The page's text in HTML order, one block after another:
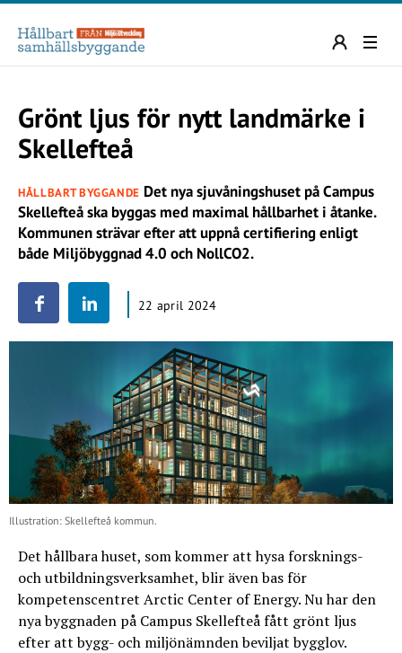
Grönt ljus för nytt landmärke i
Skellefteå
HÅLLBART BYGGANDE Det nya sjuvåningshuset på Campus
Skellefteå ska byggas med maximal hållbarhet i åtanke.
Kommunen strävar efter att uppnå certifiering enligt
både Miljöbyggnad 4.0 och NollCO2.
22 april 2024
Illustration: Skellefteå kommun.
Det hållbara huset, som kommer att hysa forsknings-
och utbildningsverksamhet, blir även bas för
kompetenscentret Arctic Center of Energy. Nu har den
nya byggnaden på Campus Skellefteå fått grönt ljus
efter att bygg- och miljönämnden beviljat bygglov.